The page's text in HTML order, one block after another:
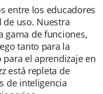
entre los educadores
uso. Nuestra
gama de funciones,
tanto para la
el aprendizaje en
está repleta de
de inteligencia